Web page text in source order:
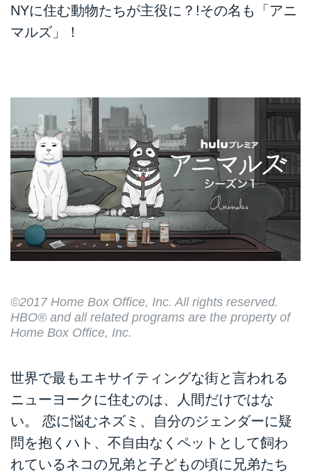
NYに住む動物たちが主役に？!その名も「アニ
マルズ」！
©2017 Home Box Office, Inc. All rights reserved.
HBO® and all related programs are the property of
Home Box Office, Inc.
世界で最もエキサイティングな街と言われる
ニューヨークに住むのは、人間だけではな
い。 恋に悩むネズミ、自分のジェンダーに疑
問を抱くハト、不自由なくペットとして飼わ
れているネコの兄弟と子どもの頃に兄弟たち